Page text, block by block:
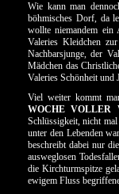
Wie kann man
böhmisches Dorf, da
wollte niemandem ein
Valeries Kleidchen
Nachbarsjunge, der
Mädchen das
Valeries Schönheit und
Viel weiter kommt
WOCHE VOLLER
Schlüssigkeit, nicht
unter den Lebenden
beschreibt dabei nur
ausweglosen
die Kirchturmspitze
ewigem Fluss